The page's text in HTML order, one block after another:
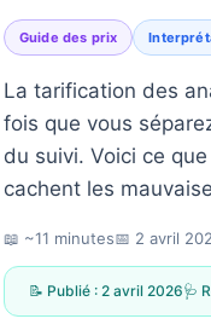
Guide des prix
La tarification des
fois que vous
du suivi. Voici ce
cachent les
📖 ~11 minutes📅 2 avril
📝 Publié : 2 avril 2026🩺